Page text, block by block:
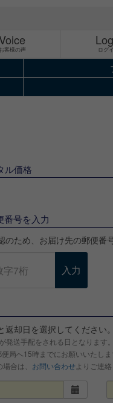
Voice
お客様の声 ログ
価格
番号を入力
のため、お届け先の郵便番
入力
返却日を選択してください。
発送手配をされる日となります。
局へ15時までにお願いいたしま
合は、 お問い合わせ よりご連絡